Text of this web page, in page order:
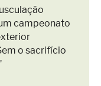
campeonato
o sacrifício